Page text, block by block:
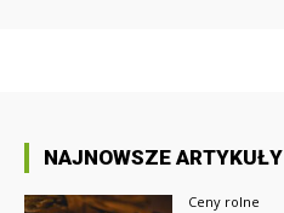
NAJNOWSZE ARTYKUŁY
Ceny rolne